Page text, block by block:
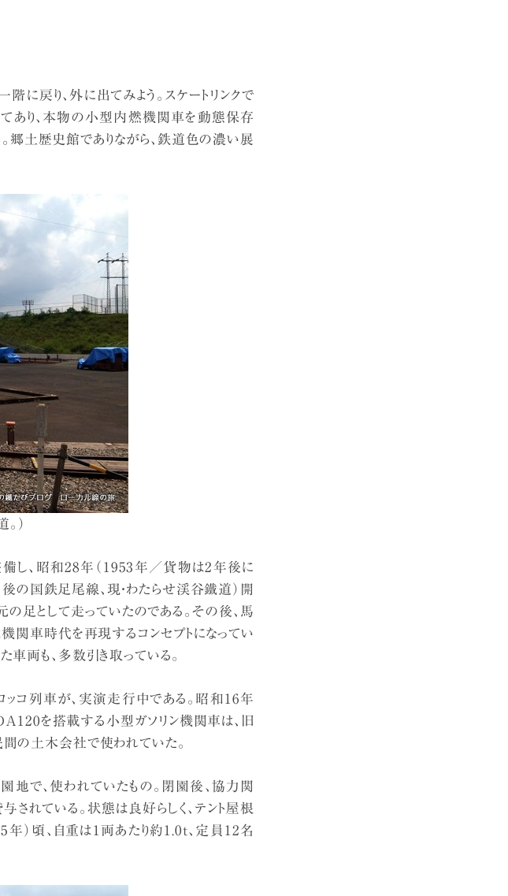
に戻り、外に出てみよう。スケートリンクで
あり、本物の小型内燃機関車を動態保存
郷土歴史館でありながら、鉄道色の濃い展
）
し、昭和28年（1953年／貨物は2年後に
の国鉄足尾線、現・わたらせ渓谷鐵道）開
足として走っていたのである。その後、馬
関車時代を再現するコンセプトになってい
両も、多数引き取っている。
ッコ列車が、実演走行中である。昭和16年
を搭載する小型ガソリン機関車は、旧
の土木会社で使われていた。
で、使われていたもの。閉園後、協力関
れている。状態は良好らしく、テント屋根
）頃、自重は1両あたり約1.0t、定員12名